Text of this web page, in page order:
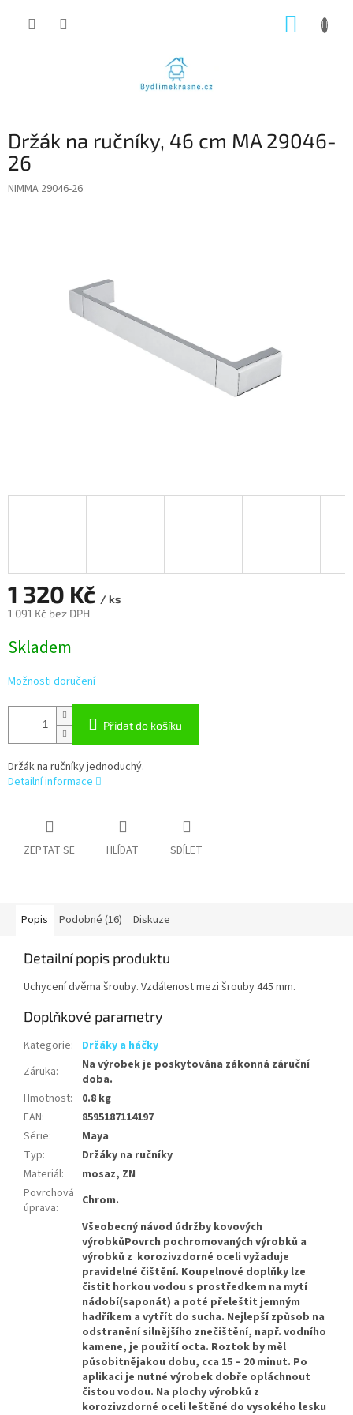
Držák na ručníky, 46 cm MA 29046-
26
NIMMA 29046-26
1 320 Kč / ks
1 091 Kč bez DPH
cena:
Skladem
Možnosti doručení
Přidat do košíku
Držák na ručníky jednoduchý.
Detailní informace
ZEPTAT SE HLÍDAT SDÍLET
Popis Podobné (16) Diskuze
Detailní popis produktu
Uchycení dvěma šrouby. Vzdálenost mezi šrouby 445 mm.
Doplňkové parametry
Kategorie:
Držáky a háčky
Záruka:
Na výrobek je poskytována zákonná záruční
doba.
Hmotnost:
0.8 kg
EAN:
8595187114197
Série:
Maya
Typ:
Držáky na ručníky
Materiál:
mosaz, ZN
Povrchová
úprava:
Chrom.
Všeobecný návod údržby kovových
výrobkůPovrch pochromovaných výrobků a
výrobků z korozivzdorné oceli vyžaduje
pravidelné čištění. Koupelnové doplňky lze
čistit horkou vodou s prostředkem na mytí
nádobí(saponát) a poté přeleštit jemným
hadříkem a vytřít do sucha. Nejlepší způsob na
odstranění silnějšího znečištění, např. vodního
kamene, je použití octa. Roztok by měl
působitnějakou dobu, cca 15 – 20 minut. Po
aplikaci je nutné výrobek dobře opláchnout
čistou vodou. Na plochy výrobků z
korozivzdorné oceli leštěné do vysokého lesku